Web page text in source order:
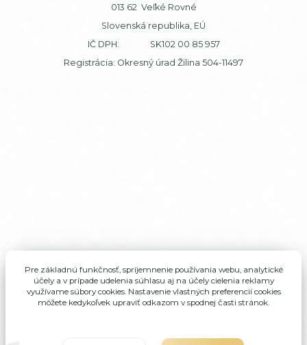
013 62 Veľké Rovné
Slovenská republika, EÚ
IČ DPH: SK102 00 85 957
Registrácia: Okresný úrad Žilina 504-11497
Pre základnú funkčnosť, spríjemnenie používania webu, analytické
účely a v prípade udelenia súhlasu aj na účely cielenia reklamy
využívame súbory cookies. Nastavenie vlastných preferencií cookies
môžete kedykoľvek upraviť odkazom v spodnej časti stránok.